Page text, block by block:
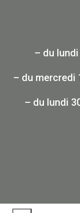
– du
– du mercredi
– du lundi